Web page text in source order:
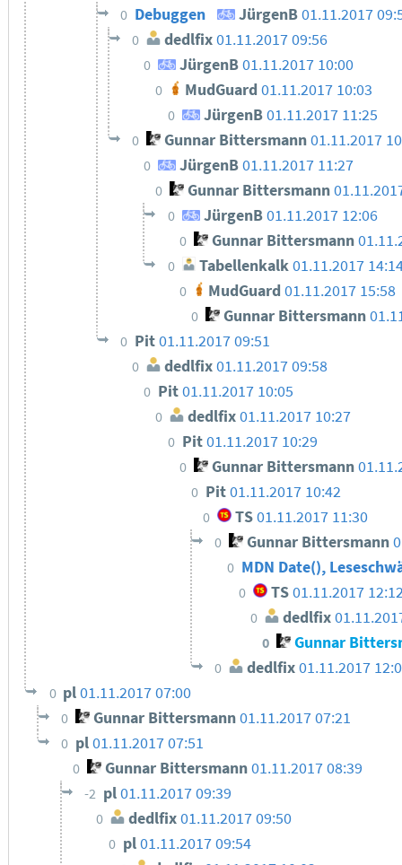
0 Debuggen JürgenB 01.11.2017
0 dedlfix01.11.2017 09:56
0 JürgenB01.11.2017 10:00
0 MudGuard 01.11.2017 10:03
0 JürgenB 01.11.2017 11:25
0 Gunnar Bittersmann01.11.2017
0 JürgenB01.11.2017 11:27
0 Gunnar Bittersmann
0 JürgenB 01.11.2017 12:06
0 Gunnar Bittersmann
0 Tabellenkalk01.11.2017
0 MudGuard 01.11.2017 15:58
0 Gunnar Bittersmann
0 Pit01.11.2017 09:51
0 dedlfix01.11.2017 09:58
0 Pit01.11.2017 10:05
0 dedlfix01.11.2017 10:27
0 Pit01.11.2017 10:29
0 Gunnar Bittersmann
0 Pit01.11.2017 10:42
0 TS01.11.2017 11:30
0 Gunnar Bittersmann
0 MDN Date(),
0 TS 01.11.2017
0 dedlfix
0 Gunnar
0 dedlfix01.11.2017
0 pl01.11.2017 07:00
0 Gunnar Bittersmann 01.11.2017 07:21
0 pl01.11.2017 07:51
0 Gunnar Bittersmann01.11.2017 08:39
-2 pl01.11.2017 09:39
0 dedlfix01.11.2017 09:50
0 pl01.11.2017 09:54